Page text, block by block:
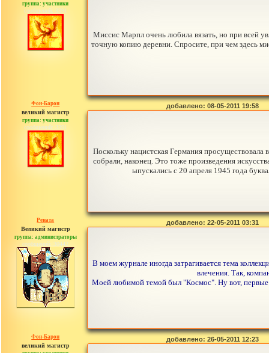
группа: участники
сообщений: 3391
Миссис Марпл очень любила вязать, но при всей
точную копию деревни. Спросите, при чем здесь
Фон-Барон
великий магистр
группа: участники
сообщений: 3391
добавлено: 08-05-2011 19:58
Поскольку нацистская Германия
собрали, наконец. Это тоже произведения
ыпускались с 20 апреля 1945 года
Рената
Великий магистр
группа: администраторы
сообщений: 30442
добавлено: 22-05-2011 03:31
В моем журнале иногда затрагивается тема
влечения. Так,
Моей любимой темой был "Космос". Ну вот, первые
Фон-Барон
великий магистр
добавлено: 26-05-2011 12:23